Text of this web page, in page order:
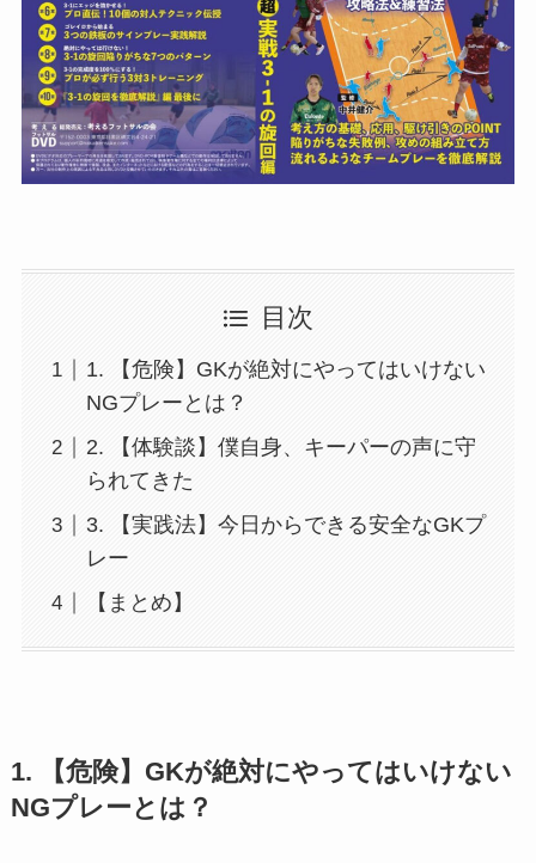
目次
​1. 【危険】GKが絶対にやってはいけない
NGプレーとは？
2. 【体験談】僕自身、キーパーの声に守
られてきた
3. 【実践法】今日からできる安全なGKプ
レー
【まとめ】
​1. 【危険】GKが絶対にやってはいけない
NGプレーとは？